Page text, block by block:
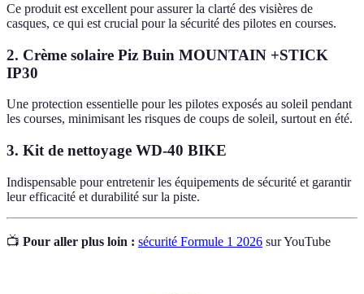
Ce produit est excellent pour assurer la clarté des visières de
casques, ce qui est crucial pour la sécurité des pilotes en courses.
2. Crème solaire Piz Buin MOUNTAIN +STICK
IP30
Une protection essentielle pour les pilotes exposés au soleil pendant
les courses, minimisant les risques de coups de soleil, surtout en été.
3. Kit de nettoyage WD-40 BIKE
Indispensable pour entretenir les équipements de sécurité et garantir
leur efficacité et durabilité sur la piste.
📺 Pour aller plus loin : sécurité Formule 1 2026 sur YouTube